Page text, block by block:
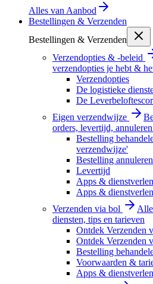
Alles van Aanbod
Bestellingen & Verzenden
Bestellingen & Verzenden
Verzendopties & -beleid
verzendopties je hebt &
Verzendopties
De logistieke
De
Eigen verzendwijze
orders, levertijd,
Bestelling
verzendwijze'
Bestelling annuleren
Levertijd
Apps &
Apps &
Verzenden via bol
diensten, tips en tarieven
Ontdek Verzenden
Ontdek Verzenden
Bestelling
Voorwaarden &
Apps &